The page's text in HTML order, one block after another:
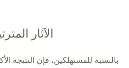
الآثار
بالنسبة للمستهلكين، فإن النتيجة